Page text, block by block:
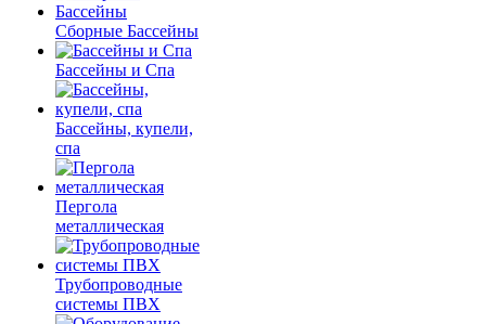
Сборные Бассейны
Бассейны и Спа
Бассейны, купели,
спа
Пергола
металлическая
Трубопроводные
системы ПВХ